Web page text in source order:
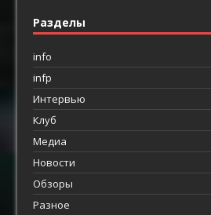
Разделы
info
infp
Интервью
Клуб
Медиа
Новости
Обзоры
Разное